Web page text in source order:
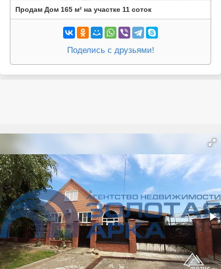
Продам Дом 165 м² на участке 11 соток
Поделись с друзьями!